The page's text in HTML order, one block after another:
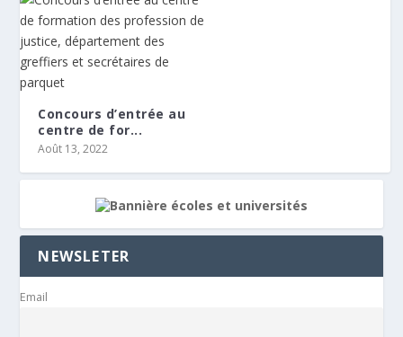
Concours d’entrée au
centre de for...
Août 13, 2022
NEWSLETER
Email